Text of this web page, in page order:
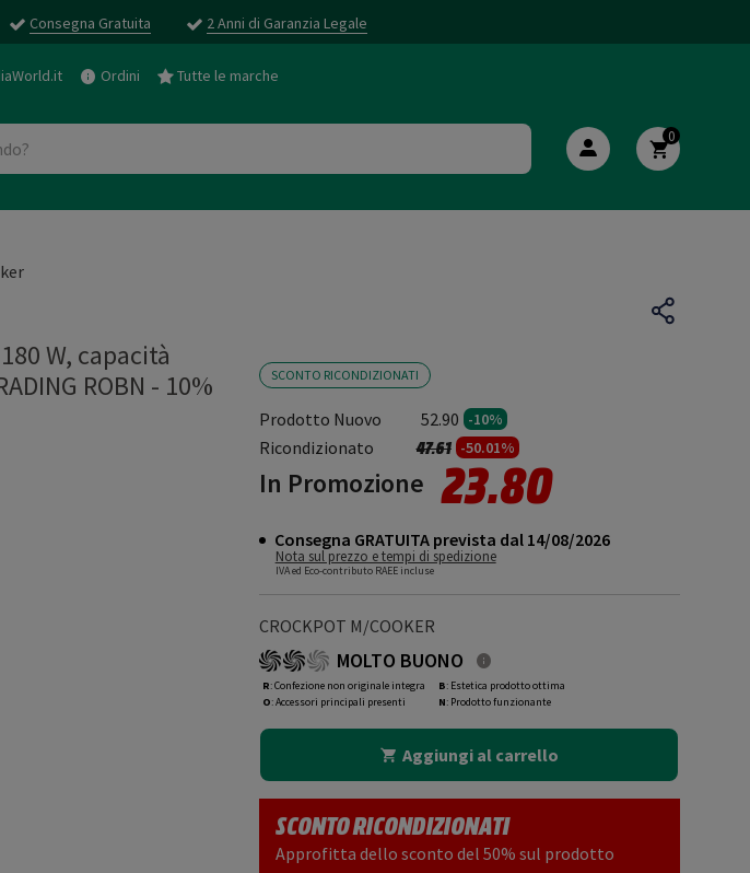
Consegna Gratuita 2 Anni di Garanzia Legale
Ordini Tutte le marche
0
180 W, capacità
ROBN - 10% SCONTO RICONDIZIONATI
Prodotto Nuovo 52.90 -10%
Ricondizionato Prezzo ridotto da
47.61a-50.01%
In Promozione 23.80
Consegna GRATUITA prevista dal 14/08/2026
Nota sul prezzo e tempi di spedizione
IVA ed Eco-contributo RAEE incluse
CROCKPOT M/COOKER
MOLTO BUONO
R: Confezione non originale integra
O: Accessori principali presenti
B: Estetica prodotto ottima
N: Prodotto funzionante
Aggiungi al carrello
SCONTO RICONDIZIONATI
Approfitta dello sconto del 50% sul prodotto